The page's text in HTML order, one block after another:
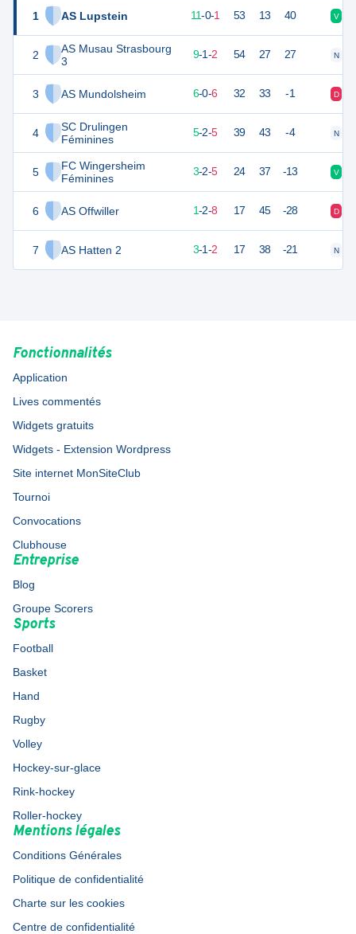
1 AS Lupstein
2
AS Musau Strasbourg
3
3 AS Mundolsheim
4
SC Drulingen
Féminines
5
FC Wingersheim
Féminines
6 AS Offwiller
7 AS Hatten 2
11-0-1 53 13 40 V
28 12 9-1-2 54 27 27 N
18 6-0-6 32 33 -1 D
5-2-5 39 43 -4 N
9 3-2-5 24 37 -13 V
1-2-8 17 45 -28 D
3-1-2 17 38 -21 N
Fonctionnalités
Application
Lives commentés
Widgets gratuits
Widgets - Extension Wordpress
Site internet MonSiteClub
Tournoi
Convocations
Clubhouse
Entreprise
Blog
Groupe Scorers
Sports
Football
Basket
Hand
Rugby
Volley
Hockey-sur-glace
Rink-hockey
Roller-hockey
Mentions légales
Conditions Générales
Politique de confidentialité
Charte sur les cookies
Centre de confidentialité